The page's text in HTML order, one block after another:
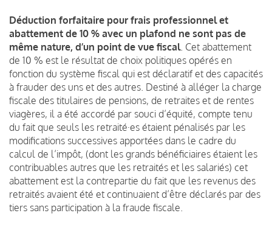
Déduction forfaitaire pour frais professionnel et
abattement de 10 % avec un plafond ne sont pas de
même nature, d’un point de vue fiscal. Cet abattement
de 10 % est le résultat de choix politiques opérés en
fonction du système fiscal qui est déclaratif et des capacités
à frauder des uns et des autres. Destiné à alléger la charge
fiscale des titulaires de pensions, de retraites et de rentes
viagères, il a été accordé par souci d’équité, compte tenu
du fait que seuls les retraité·es étaient pénalisés par les
modifications successives apportées dans le cadre du
calcul de l’impôt, (dont les grands bénéficiaires étaient les
contribuables autres que les retraités et les salariés) cet
abattement est la contrepartie du fait que les revenus des
retraités avaient été et continuaient d’être déclarés par des
tiers sans participation à la fraude fiscale.